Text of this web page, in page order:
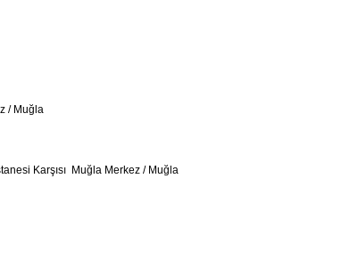
/ Muğla
Karşısı Muğla Merkez / Muğla